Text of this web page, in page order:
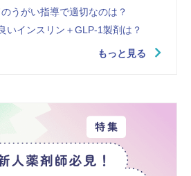
うがい指導で適切なのは？
いインスリン＋GLP-1製剤は？
もっと見る